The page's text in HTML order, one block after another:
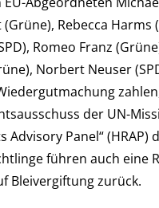
Rebecca Harms
Romeo Franz
Norbert Neuser
der UN-
Advisory Panel“ (HRAP)
führen auch eine
Bleivergiftung zurück.